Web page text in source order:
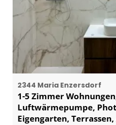
2344 Maria Enzersdorf
1-5 Zimmer
Luftwärmepumpe,
Eigengarten,